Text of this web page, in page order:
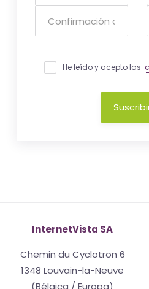
He leído y acepto las
InternetVista SA
Chemin du Cyclotron 6
1348 Louvain-la-Neuve
(Bélgica / Europa)